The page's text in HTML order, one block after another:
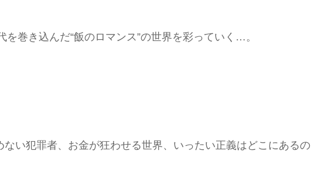
巻き込んだ“飯のロマンス”の世界を彩っていく…。
ない犯罪者、お金が狂わせる世界、いったい正義はどこにあるの